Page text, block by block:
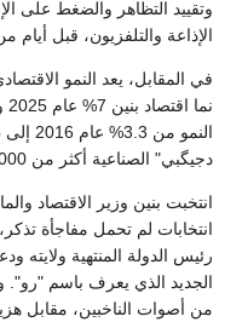
وتقييد التظاهر والضغط على
الإذاعة والتلفزيون، قبل أيام من رحيل
في المقابل، يعد النمو
نما اقتصاد بنين 7% عام 2025 وفق
دجيگبي" الصناعية أكثر من 14.000 وظيفة، وفق موقع أفريكانيوز.
انتخبت بنين وزير الاقتصاد
انتخابات لم تحمل مفاجأة
رئيس الدولة المنتهية ولايته
من أصوات الناخبين، مقابل